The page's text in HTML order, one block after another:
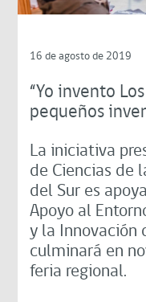
16 de agosto de 2019
“Yo invento
pequeños
La iniciativa
de Ciencias de
del Sur es
Apoyo al
y la Innovación
culminará en
feria regional.